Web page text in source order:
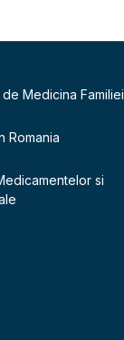
Medicina Familiei
Romania
si